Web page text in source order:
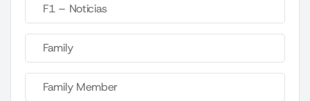
F1 – Noticias
Family
Family Member